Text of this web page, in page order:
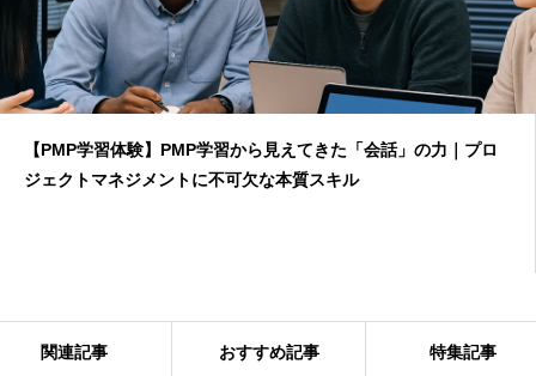
【PMP学習体験】PMP学習から見えてきた「会話」の力｜プロ
ジェクトマネジメントに不可欠な本質スキル
関連記事 おすすめ記事 特集記事